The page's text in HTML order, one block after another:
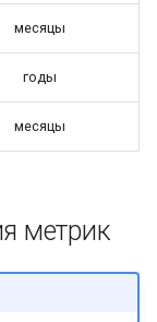
operator
месяцы
годы
месяцы
метрик